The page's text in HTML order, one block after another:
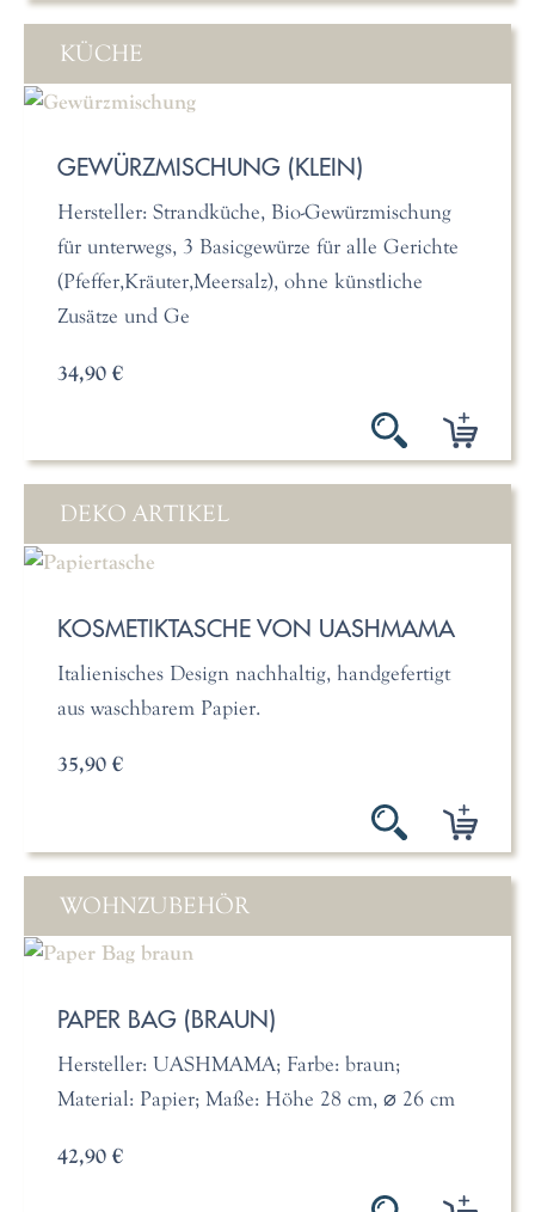
KÜCHE
GEWÜRZMISCHUNG (KLEIN)
Hersteller: Strandküche, Bio-Gewürzmischung
für unterwegs, 3 Basicgewürze für alle Gerichte
(Pfeffer,Kräuter,Meersalz), ohne künstliche
Zusätze und Ge
34,90 €
DEKO ARTIKEL
KOSMETIKTASCHE VON UASHMAMA
Italienisches Design nachhaltig, handgefertigt
aus waschbarem Papier.
35,90 €
WOHNZUBEHÖR
PAPER BAG (BRAUN)
Hersteller: UASHMAMA; Farbe: braun;
Material: Papier; Maße: Höhe 28 cm, ⌀ 26 cm
42,90 €